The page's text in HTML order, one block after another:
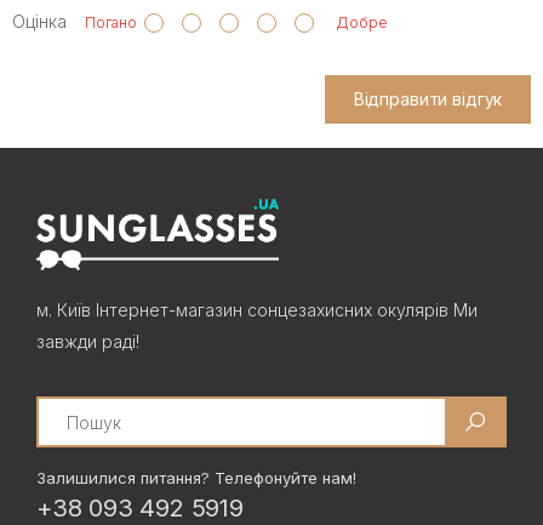
Оцінка Погано Добре
Відправити відгук
м. Київ Інтернет-магазин сонцезахисних окулярів Ми
завжди раді!
Search
Залишилися питання? Телефонуйте нам!
+38 093 492 5919